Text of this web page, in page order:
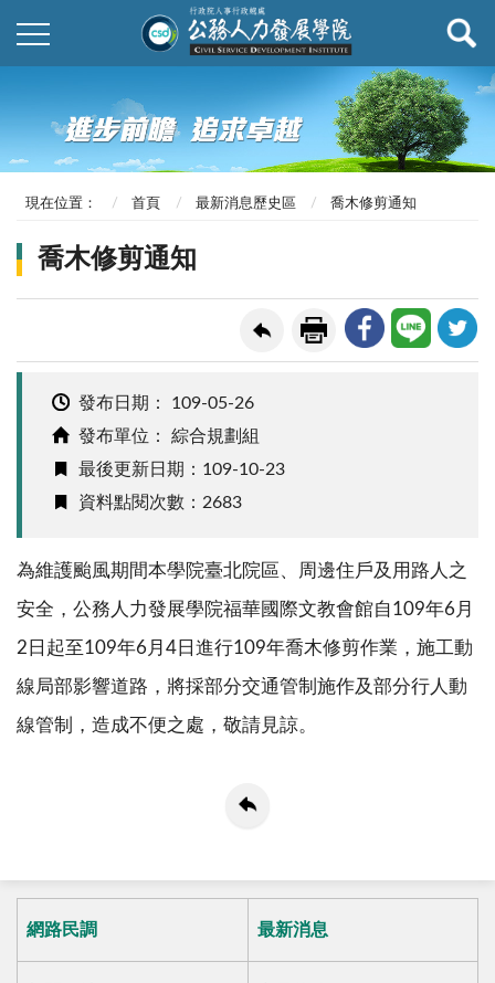
現在位置： 首頁 最新消息歷史區 喬木修剪通知
喬木修剪通知
發布日期： 109-05-26
發布單位： 綜合規劃組
最後更新日期：109-10-23
資料點閱次數：2683
為維護颱風期間本學院臺北院區、周邊住戶及用路人之
安全，公務人力發展學院福華國際文教會館自109年6 月
2 日起至109年6 月 4 日進行109年喬木修剪作業，施工動
線局部影響道路，將採部分交通管制施作及部分行人動
線管制，造成不便之處，敬請見諒。
網路民調 最新消息